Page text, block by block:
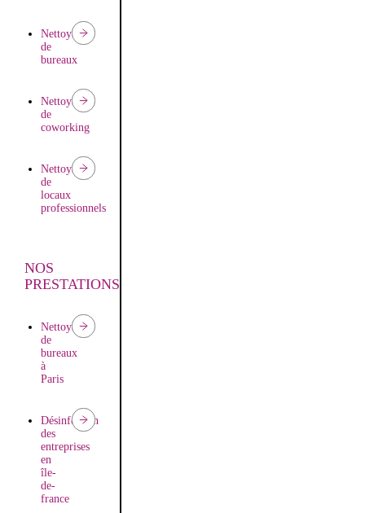
Nettoyage
de
bureaux
Nettoyage
de
coworking
Nettoyage
de
locaux
professionnels
NOS
PRESTATIONS
Nettoyage
de
bureaux
à
Paris
Désinfection
des
entreprises
en
île-
de-
france